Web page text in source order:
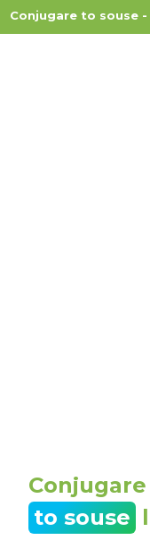
Conjugare to souse
to souse